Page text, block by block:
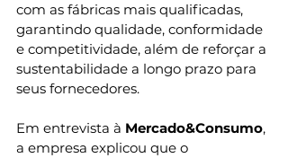
com as fábricas mais qualificadas,
garantindo qualidade, conformidade
e competitividade, além de reforçar a
sustentabilidade a longo prazo para
seus fornecedores.
Em entrevista à Mercado&Consumo,
a empresa explicou que o